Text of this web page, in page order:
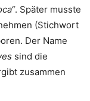
. Später musste
(Stichwort
Der Name
sind die
zusammen